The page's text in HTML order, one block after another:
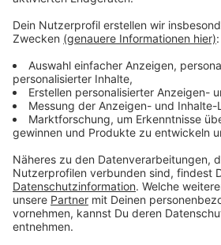
Jogi Löw ist der schönste
und aller Zeiten, die da noch
dreimal hin und zurück. Quasi im
einem rüden Haufen die "Fashion's-
Selbstverständlich immer dabei:
er in lieb gewonnener Manier per
seinen Erlebnissen berichtet. Eben
Sprachnachricht, die Fußball-
Anzeige